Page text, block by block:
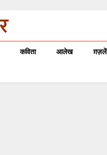
कविता आलेख ग़ज़लें